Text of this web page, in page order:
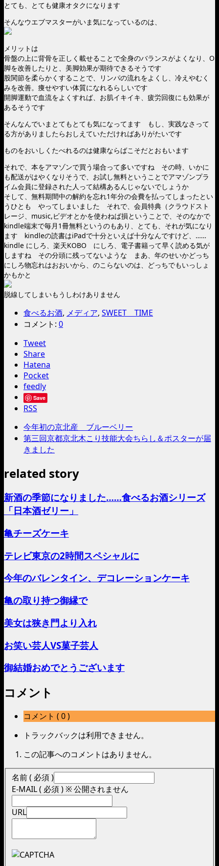
とても、とても健康オタクになります
そんなウエブマスターがいま気になっているのは、
メリットは
骨盤の上に背骨を正しく載せることで全身のバランスがよくなり、O
脚を改善したりと、美脚効果が期待できるそうです
股関節を柔らかくすることで、リンパの流れをよくし、冷えやむく
みを改善。痩せやすい体質になれるらしいです
開脚運動で血流をよくすれば、お肌イキイキ、疲労回復にも効果が
あるそうです
そんなんでいまとてもとても気になってます もし、実践なさって
る方がありましたらおしえていただければありがたいです
ものをおいしくたべれるのは健康ならばこそだとおもいます
それで、本をアマゾンで買う場合って多いですね その時、いかに
も配送がはやくなりそうで、お試し無料ということでアマゾンプラ
イム会員に登録された人って結構あるんじゃないでしょうか
そして、無料期間中の解約を忘れ1年分の会費を払ってしまったとい
うひとも やってしまいました それで、会員特典（クラウドスト
レージ、music,ビデオとかを使わねば損ということで、そのなかで
kindle端末で毎月1冊無料というのもあり、とても、それが気になり
ます kindleの読書はiPadで十分といえば十分なんですけど、……
kindle にしろ、楽天KOBO にしろ、電子書籍って早く読める気が
しますね その分頭に残ってないような まあ、年のせいかどっち
にしろ物忘れはおおいから、のこらないのは、どっちでもいっしょ
かもかと
脱線してしまいもうしわけありません
食べるお酒, メディア, SWEET TIME
コメント: 0
Tweet
Share
Hatena
Pocket
feedly
Save
RSS
今年初の京北産 ブルーベリー
第三回京都京北木こり技能大会ちらし＆ポスターが届
きました
related story
新酒の季節になりました……食べるお酒シリーズ
「日本酒ゼリー」
亀チーズケーキ
テレビ東京の2時間スペシャルに
今年のバレンタイン、デコレーションケーキ
亀の取り持つ御縁で
美女は狭き門より入れ
お笑い芸人VS菓子芸人
御結婚おめでとうございます
コメント
コメント ( 0 )
トラックバックは利用できません。
この記事へのコメントはありません。
名前 ( 必須 )
E-MAIL ( 必須 ) ※ 公開されません
URL